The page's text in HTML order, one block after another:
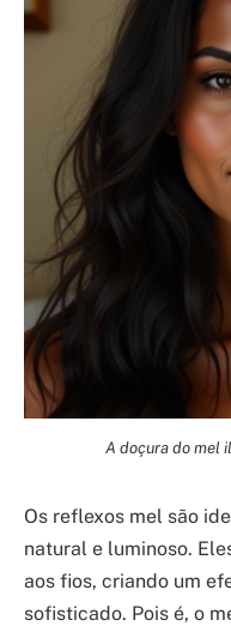
A doçura do mel
Os reflexos mel são
natural e luminoso.
aos fios, criando um
sofisticado. Pois é, o